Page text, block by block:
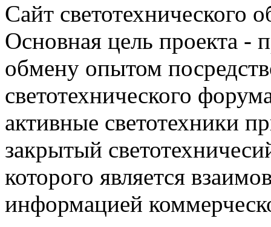
Сайт светотехнического
Основная цель проекта -
обмену опытом
светотехнического
активные светотехники
закрытый
которого является
информацией